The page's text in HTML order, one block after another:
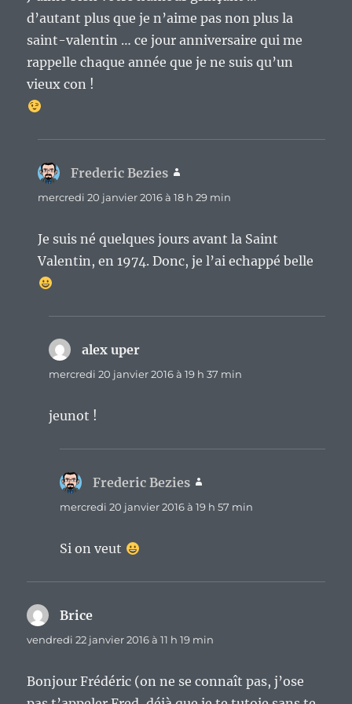
d’autant plus que je n’aime pas non plus la
saint-valentin … ce jour anniversaire qui me
rappelle chaque année que je ne suis qu’un
vieux con !
Frederic Bezies
mercredi 20 janvier 2016 à 18 h 29 min
Je suis né quelques jours avant la Saint
Valentin, en 1974. Donc, je l’ai echappé belle
alex uper
mercredi 20 janvier 2016 à 19 h 37 min
jeunot !
Frederic Bezies
mercredi 20 janvier 2016 à 19 h 57 min
Si on veut
Brice
vendredi 22 janvier 2016 à 11 h 19 min
Bonjour Frédéric (on ne se connaît pas, j’ose